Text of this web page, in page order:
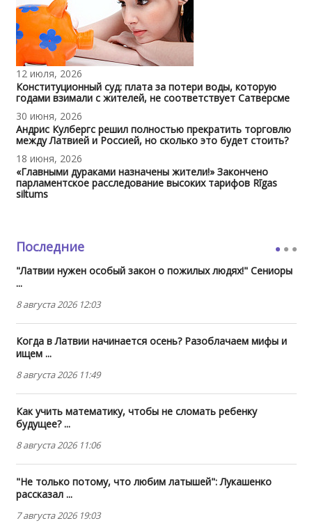
12 июля, 2026
Конституционный суд: плата за потери воды, которую
годами взимали с жителей, не соответствует Сатверсме
30 июня, 2026
Андрис Кулбергс решил полностью прекратить торговлю
между Латвией и Россией, но сколько это будет стоить?
18 июня, 2026
«Главными дураками назначены жители!» Закончено
парламентское расследование высоких тарифов Rīgas
siltums
Последние
"Латвии нужен особый закон о пожилых людях!" Сениоры
...
8 августа 2026 12:03
Когда в Латвии начинается осень? Разоблачаем мифы и
ищем ...
8 августа 2026 11:49
Как учить математику, чтобы не сломать ребенку
будущее? ...
8 августа 2026 11:06
"Не только потому, что любим латышей": Лукашенко
рассказал ...
7 августа 2026 19:03